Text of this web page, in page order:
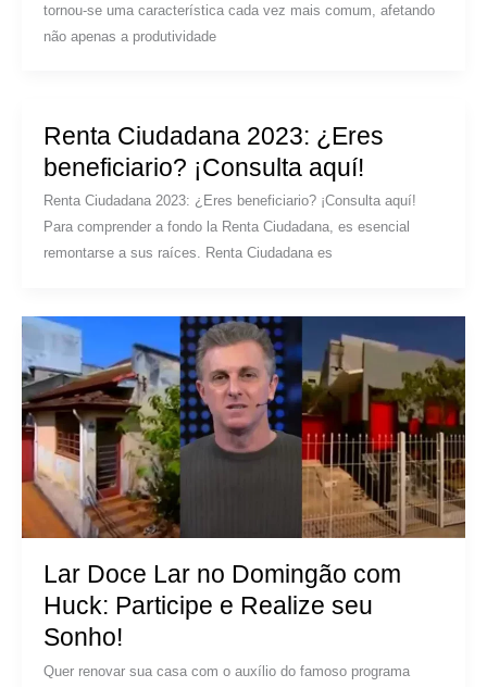
tornou-se uma característica cada vez mais comum, afetando
não apenas a produtividade
Renta Ciudadana 2023: ¿Eres
beneficiario? ¡Consulta aquí!
Renta Ciudadana 2023: ¿Eres beneficiario? ¡Consulta aquí!
Para comprender a fondo la Renta Ciudadana, es esencial
remontarse a sus raíces. Renta Ciudadana es
Lar Doce Lar no Domingão com
Huck: Participe e Realize seu
Sonho!
Quer renovar sua casa com o auxílio do famoso programa